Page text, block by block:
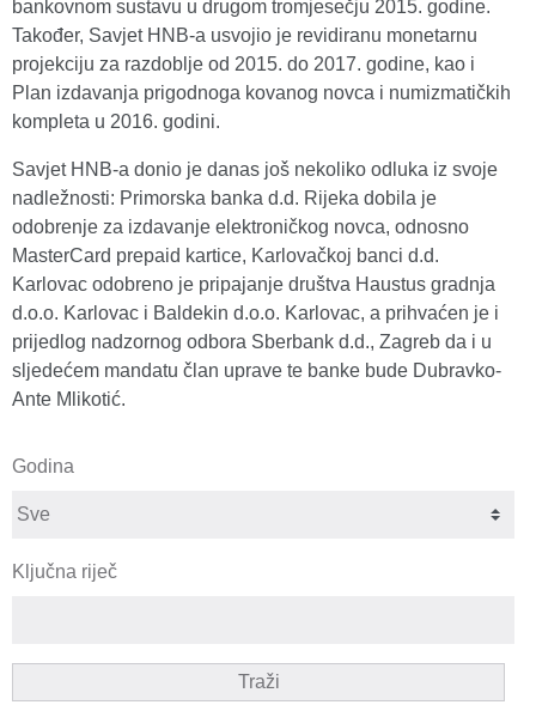
bankovnom sustavu u drugom tromjesečju 2015. godine.
Također, Savjet HNB-a usvojio je revidiranu monetarnu
projekciju za razdoblje od 2015. do 2017. godine, kao i
Plan izdavanja prigodnoga kovanog novca i numizmatičkih
kompleta u 2016. godini.
Savjet HNB-a donio je danas još nekoliko odluka iz svoje
nadležnosti: Primorska banka d.d. Rijeka dobila je
odobrenje za izdavanje elektroničkog novca, odnosno
MasterCard prepaid kartice, Karlovačkoj banci d.d.
Karlovac odobreno je pripajanje društva Haustus gradnja
d.o.o. Karlovac i Baldekin d.o.o. Karlovac, a prihvaćen je i
prijedlog nadzornog odbora Sberbank d.d., Zagreb da i u
sljedećem mandatu član uprave te banke bude Dubravko-
Ante Mlikotić.
Godina
Ključna riječ
Traži